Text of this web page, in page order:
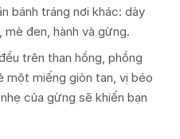
bánh tráng nơi khác: dày
đen, hành và gừng.
trên than hồng, phồng
một miếng giòn tan, vị béo
của gừng sẽ khiến bạn